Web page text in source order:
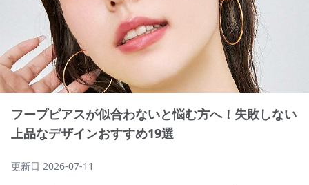
フープピアスが似合わないと悩む方へ！失敗しない
上品なデザインおすすめ19選
更新日 2026-07-11